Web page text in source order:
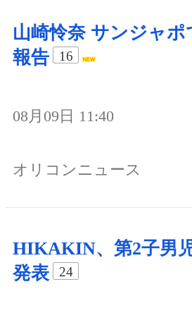
山崎怜奈 サンジャポ
報告
16
08月09日 11:40
オリコンニュース
HIKAKIN、第2子男
発表
24